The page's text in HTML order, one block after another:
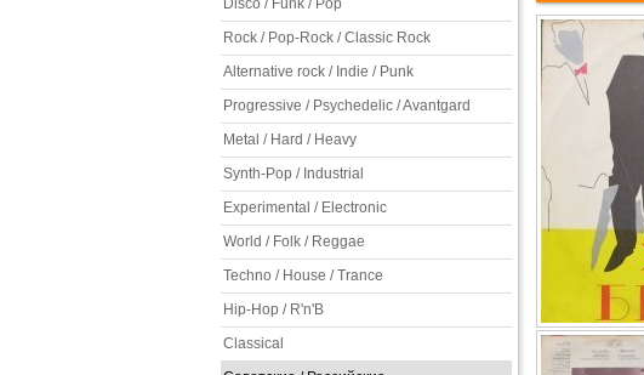
Disco / Funk / Pop
Rock / Pop-Rock / Classic Rock
Alternative rock / Indie / Punk
Progressive / Psychedelic / Avantgard
Metal / Hard / Heavy
Synth-Pop / Industrial
Experimental / Electronic
World / Folk / Reggae
Techno / House / Trance
Hip-Hop / R'n'B
Classical